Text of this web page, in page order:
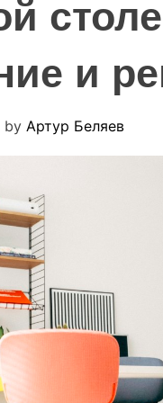
и
by Артур Беляев